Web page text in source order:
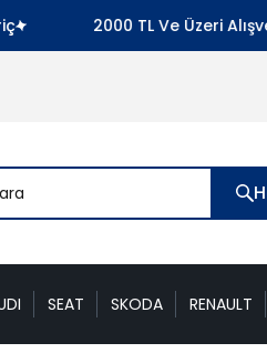
2000 TL Ve Üzeri
SEAT SKODA RENAULT